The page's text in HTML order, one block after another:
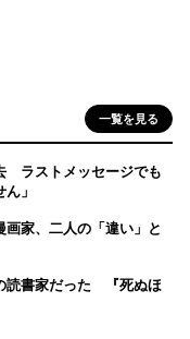
一覧を見る
ラストメッセージでも
」
家、二人の「違い」と
読書家だった 『死ぬほ